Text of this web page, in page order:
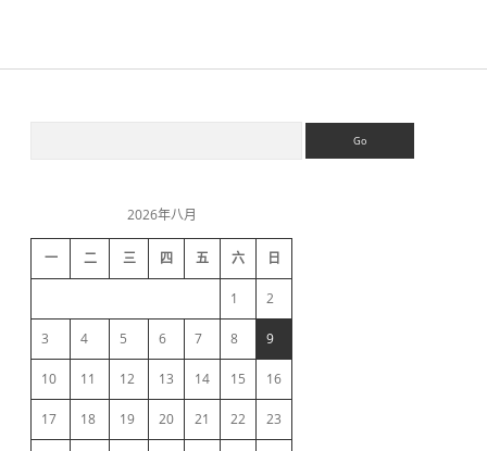
系
程
d
b
a
2026年八月
一 二 三 四 五 六 日
1 2
3 4 5 6 7 8 9
10 11 12 13 14 15 16
17 18 19 20 21 22 23